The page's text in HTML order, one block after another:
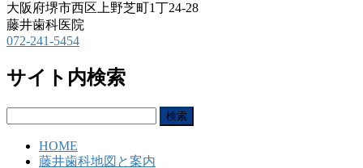
大阪府堺市西区上野芝町1丁24-28
藤井歯科医院
072-241-5454
サイト内検索
HOME
藤井歯科地図と案内